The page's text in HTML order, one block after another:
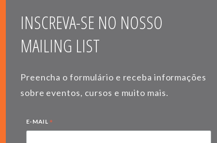
INSCREVA-SE NO NOSSO
MAILING LIST
Preencha o formulário e receba informações
sobre eventos, cursos e muito mais.
E-MAIL *